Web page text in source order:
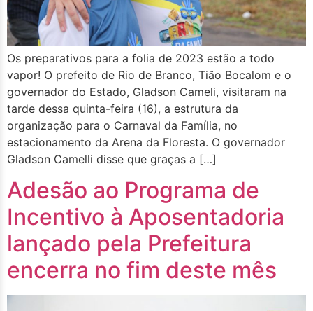
Os preparativos para a folia de 2023 estão a todo
vapor! O prefeito de Rio de Branco, Tião Bocalom e o
governador do Estado, Gladson Cameli, visitaram na
tarde dessa quinta-feira (16), a estrutura da
organização para o Carnaval da Família, no
estacionamento da Arena da Floresta. O governador
Gladson Camelli disse que graças a […]
Adesão ao Programa de
Incentivo à Aposentadoria
lançado pela Prefeitura
encerra no fim deste mês